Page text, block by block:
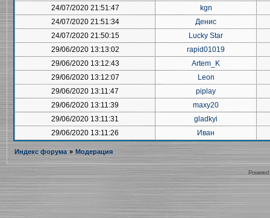
24/07/2020 21:51:47
kgn
24/07/2020 21:51:34
Денис
24/07/2020 21:50:15
Lucky Star
29/06/2020 13:13:02
rapid01019
29/06/2020 13:12:43
Artem_K
29/06/2020 13:12:07
Leon
29/06/2020 13:11:47
piplay
29/06/2020 13:11:39
maxy20
29/06/2020 13:11:31
gladkyi
29/06/2020 13:11:26
Иван
Индекс форума » Модерация